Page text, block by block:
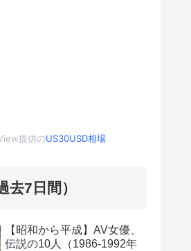
提供のUS30USD相場
去7日間）
【昭和から平成】AV女優、
伝説の10人（1986-1992年